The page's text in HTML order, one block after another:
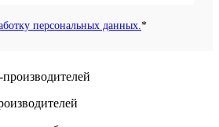
персональных данных. *